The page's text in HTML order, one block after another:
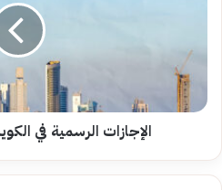
..
تفاصيل
الإجازات الرسمية في الكويت 2026 ..